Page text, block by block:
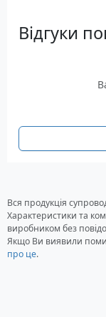
Відгуки
Вся продукція
Характеристики та
виробником без
Якщо Ви виявили
про це.